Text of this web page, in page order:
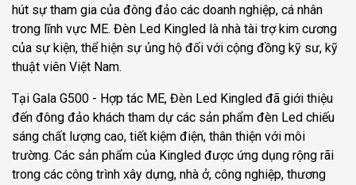
hút sự tham gia của đông đảo các doanh nghiệp, cá nhân
trong lĩnh vực ME. Đèn Led Kingled là nhà tài trợ kim cương
của sự kiện, thể hiện sự ủng hộ đối với cộng đồng kỹ sư, kỹ
thuật viên Việt Nam.
Tại Gala G500 - Hợp tác ME, Đèn Led Kingled đã giới thiệu
đến đông đảo khách tham dự các sản phẩm đèn Led chiếu
sáng chất lượng cao, tiết kiệm điện, thân thiện với môi
trường. Các sản phẩm của Kingled được ứng dụng rộng rãi
trong các công trình xây dựng, nhà ở, công nghiệp, thương